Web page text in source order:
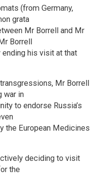
(from Germany,
grata
Mr Borrell and Mr
Borrell
his visit at that
Mr Borrell
war in
to endorse Russia’s
the European Medicines
deciding to visit
the